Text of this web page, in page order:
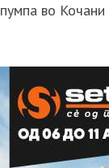
пумпа во Кочани